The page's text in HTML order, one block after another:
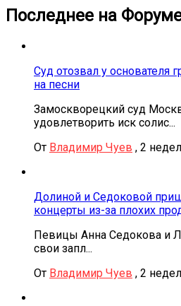
Последнее на
Суд отозвал у основателя
на песни
Замоскворецкий суд
удовлетворить иск солис...
От Владимир Чуев , 2
Долиной и Седоковой
концерты из-за плохих
Певицы Анна Седокова и
свои запл...
От Владимир Чуев , 2